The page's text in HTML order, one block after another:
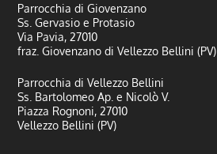
Parrocchia di Giovenzano
Ss. Gervasio e Protasio
Via Pavia, 27010
fraz. Giovenzano di Vellezzo Bellini (PV)
Parrocchia di Vellezzo Bellini
Ss. Bartolomeo Ap. e Nicolò V.
Piazza Rognoni, 27010
Vellezzo Bellini (PV)